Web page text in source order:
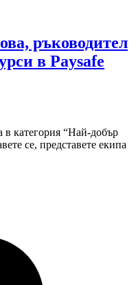
ръководител
в Paysafe
в категория “Най-добър
се, представете екипа